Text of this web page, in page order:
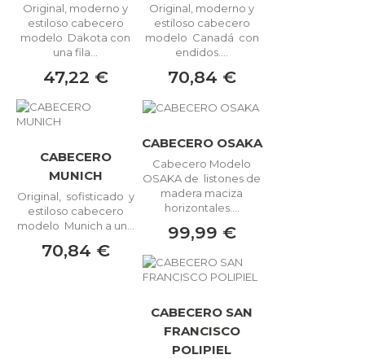
Original, moderno y
estiloso cabecero
modelo Dakota con
una fila...
47,22 €
Original, moderno y
estiloso cabecero
modelo Canadá con
endidos....
70,84 €
CABECERO
MUNICH
Original, sofisticado y
estiloso cabecero
modelo Munich a un...
70,84 €
CABECERO OSAKA
Cabecero Modelo
OSAKA de listones de
madera maciza
horizontales....
99,99 €
CABECERO SAN
FRANCISCO
POLIPIEL